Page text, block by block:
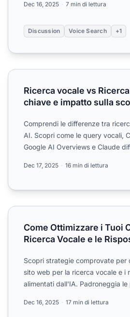
Dec 16, 2025 7 min di lettura
Discussion Voice Search +1
Ricerca vocale vs Ricerca AI:
Ricerca vocale vs
chiave e impatto sulla
Comprendi le differenze tra
AI. Scopri come le query vocali,
Google AI Overviews e Claude
Dec 17, 2025 16 min di lettura
Come Ottimizzare i Tuoi
Come Ottimizzare i Tuoi
Ricerca Vocale e le
Scopri strategie comprovate per
sito web per la ricerca vocale e i
alimentati dall'IA. Padroneggia le
Dec 16, 2025 17 min di lettura